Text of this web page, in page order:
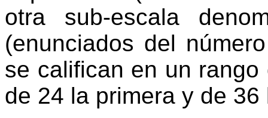
otra sub-escala
(enunciados del
se califican en un
de 24 la primera y de 36